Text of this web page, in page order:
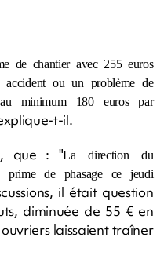
de chantier avec 255 euros
ou un problème de
minimum 180 euros par
t-il.
que : "La direction du
prime de phasage ce jeudi
il était question
diminuée de 55 € en
laissaient traîner